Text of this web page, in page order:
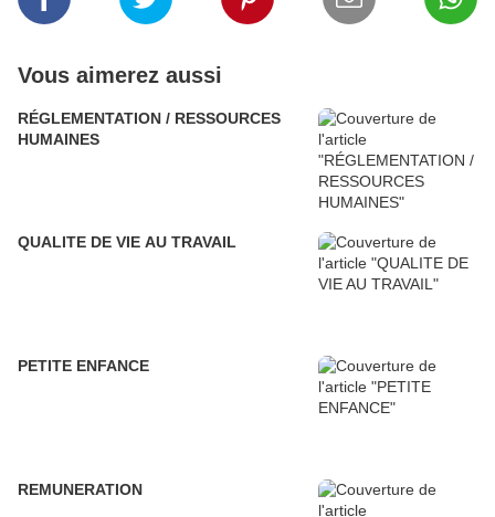
Vous aimerez aussi
RÉGLEMENTATION / RESSOURCES
HUMAINES
QUALITE DE VIE AU TRAVAIL
PETITE ENFANCE
REMUNERATION